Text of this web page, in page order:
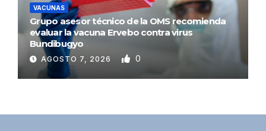
VACUNAS
Grupo asesor técnico de la OMS recomienda
evaluar la vacuna Ervebo contra virus
Bundibugyo
AGOSTO 7, 2026 0